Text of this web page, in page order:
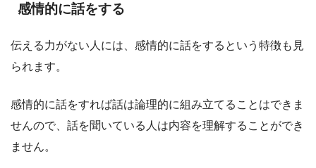
感情的に話をする
伝える力がない人には、感情的に話をするという特徴も見
られます。
感情的に話をすれば話は論理的に組み立てることはできま
せんので、話を聞いている人は内容を理解することができ
ません。